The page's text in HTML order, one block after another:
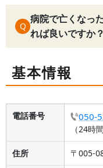
Q
病院で亡くなっ
れば良いですか？
基本情報
電話番号 050-
（24時
住所 〒005-